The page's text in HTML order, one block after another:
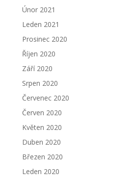
Únor 2021
Leden 2021
Prosinec 2020
Říjen 2020
Září 2020
Srpen 2020
Červenec 2020
Červen 2020
Květen 2020
Duben 2020
Březen 2020
Leden 2020